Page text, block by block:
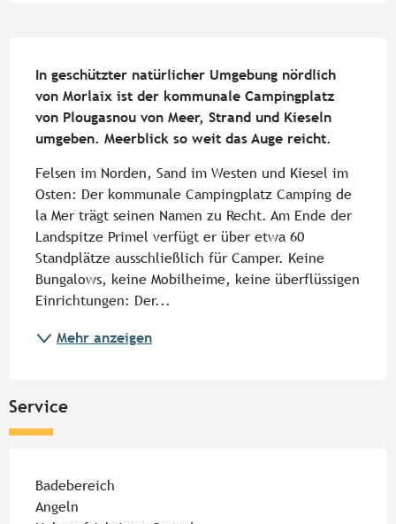
In geschützter natürlicher Umgebung nördlich
von Morlaix ist der kommunale Campingplatz
von Plougasnou von Meer, Strand und Kieseln
umgeben. Meerblick so weit das Auge reicht.
Felsen im Norden, Sand im Westen und Kiesel im
Osten: Der kommunale Campingplatz Camping de
la Mer trägt seinen Namen zu Recht. Am Ende der
Landspitze Primel verfügt er über etwa 60
Standplätze ausschließlich für Camper. Keine
Bungalows, keine Mobilheime, keine überflüssigen
Einrichtungen: Der...
Mehr anzeigen
Service
Badebereich
Angeln